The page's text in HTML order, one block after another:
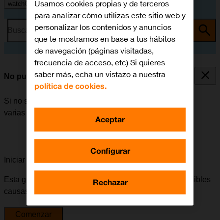
watchOS 11
Busca por problema o tema
No puedo encender el Apple Watch
Si no se puede encender el Apple Watch, puede haber
varias causas posibles al problema.
Iniciar la guía para solucionar tu problema
Esta guía te va a conducir a través de una serie de posibles
causas y soluciones al problema.
Comenzar
Usamos cookies propias y de terceros
para analizar cómo utilizas este sitio web y
personalizar los contenidos y anuncios
que te mostramos en base a tus hábitos
de navegación (páginas visitadas,
frecuencia de acceso, etc) Si quieres
saber más, echa un vistazo a nuestra
política de cookies.
Configurar
Rechazar
Aceptar